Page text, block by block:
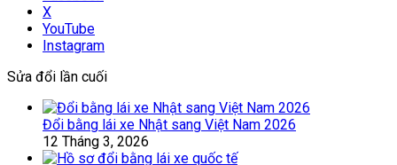
X
YouTube
Instagram
Sửa đổi lần cuối
Đổi bằng lái xe Nhật sang Việt Nam 2026
12 Tháng 3, 2026